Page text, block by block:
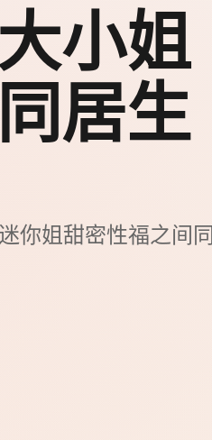
小姐
居生
你姐甜密性福之间同